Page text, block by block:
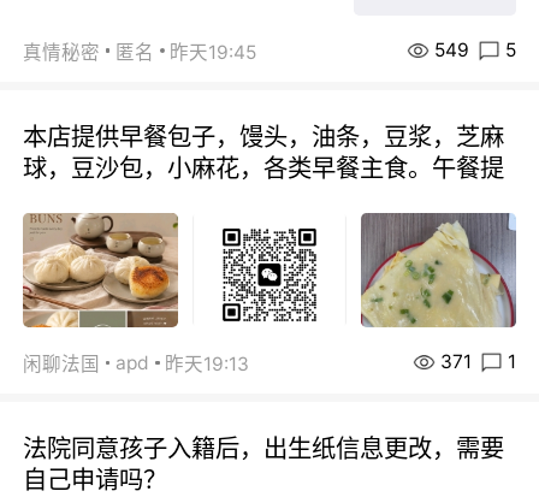
真情秘密 匿名 昨天19:45 549 5
本店提供早餐包子，馒头，油条，豆浆，芝麻
球，豆沙包，小麻花，各类早餐主食。午餐提
闲聊法国 apd 昨天19:13 371 1
法院同意孩子入籍后，出生纸信息更改，需要
自己申请吗？